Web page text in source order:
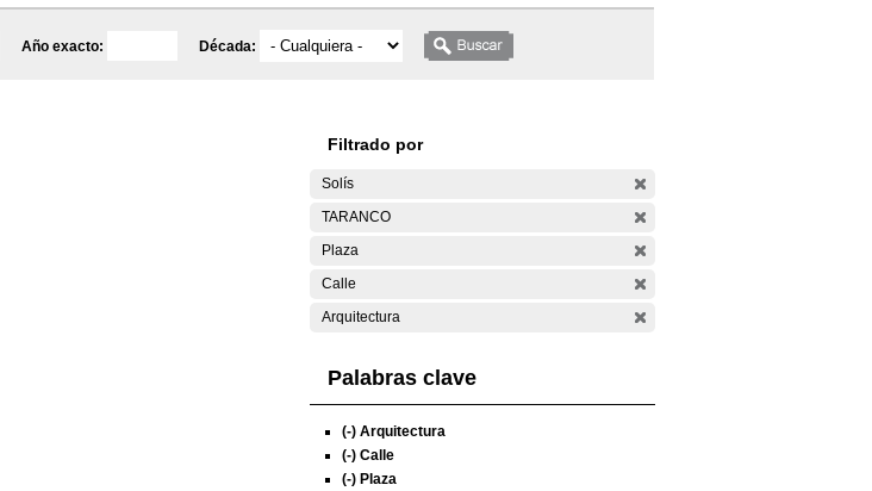
Año exacto: Década:
Filtrado por
Solís
TARANCO
Plaza
Calle
Arquitectura
Palabras clave
(-) Arquitectura
(-) Calle
(-) Plaza